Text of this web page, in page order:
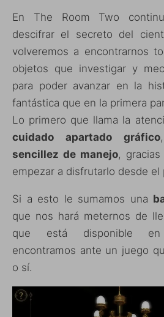
En The Room Two
descifrar el secreto del
volveremos a encontrarnos
objetos que investigar y
para poder avanzar en la
fantástica que en la primera
Lo primero que llama la
cuidado apartado gráfico
sencillez de manejo,
empezar a disfrutarlo desde el
Si a esto le sumamos una
que nos hará meternos de
que está disponible en
encontramos ante un juego
o sí.